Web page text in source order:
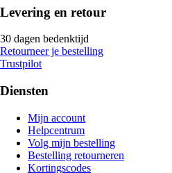
Levering en retour
30 dagen bedenktijd
Retourneer je bestelling
Trustpilot
Diensten
Mijn account
Helpcentrum
Volg mijn bestelling
Bestelling retourneren
Kortingscodes